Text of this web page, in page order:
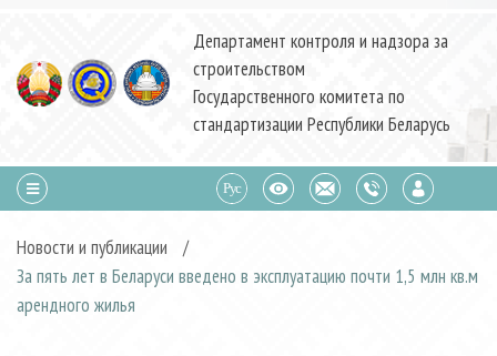
Департамент контроля и надзора за
строительством
Государственного комитета по
стандартизации Республики Беларусь
Новости и публикации
/
За пять лет в Беларуси введено в эксплуатацию почти 1,5 млн кв.м
арендного жилья